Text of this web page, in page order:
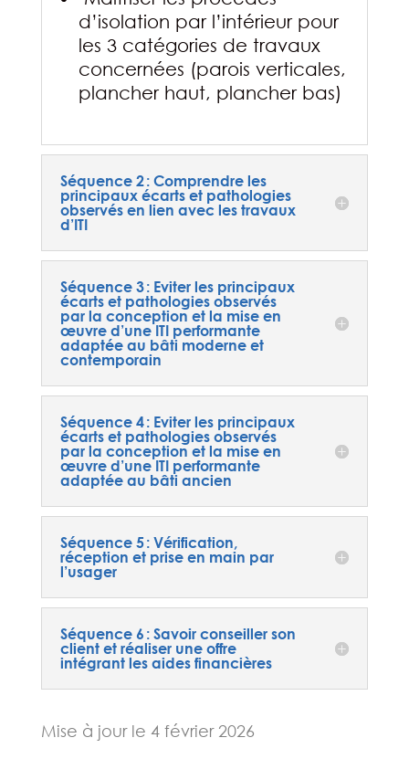
d’isolation par l’intérieur pour
les 3 catégories de travaux
concernées (parois verticales,
plancher haut, plancher bas)
Séquence 2 : Comprendre les
principaux écarts et pathologies
observés en lien avec les travaux
d’ITI
Séquence 3 : Eviter les principaux
écarts et pathologies observés
par la conception et la mise en
œuvre d’une ITI performante
adaptée au bâti moderne et
contemporain
Séquence 4 : Eviter les principaux
écarts et pathologies observés
par la conception et la mise en
œuvre d’une ITI performante
adaptée au bâti ancien
Séquence 5 : Vérification,
réception et prise en main par
l’usager
Séquence 6 : Savoir conseiller son
client et réaliser une offre
intégrant les aides financières
Mise à jour le 4 février 2026